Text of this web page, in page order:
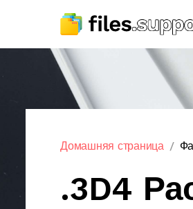
Домашняя страница
.3D4